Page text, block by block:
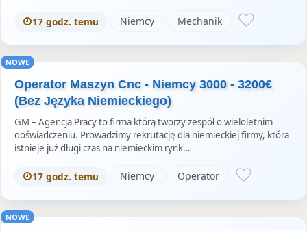
17 godz. temu Niemcy Mechanik
NOWE
Operator Maszyn Cnc - Niemcy 3000 - 3200€
(Bez Języka Niemieckiego)
GM – Agencja Pracy to firma którą tworzy zespół o wieloletnim
doświadczeniu. Prowadzimy rekrutację dla niemieckiej firmy, która
istnieje już długi czas na niemieckim rynk…
17 godz. temu Niemcy Operator
NOWE